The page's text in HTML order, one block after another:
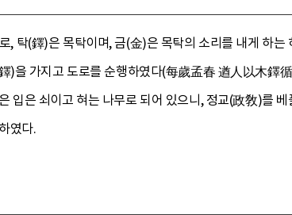
, 탁(鐸)은 목탁이며, 금(金)은 목탁의 소리를 내게 하
)을 가지고 도로를 순행하였다(每歲孟春 遒人以木鐸
입은 쇠이고 혀는 나무로 되어 있으니, 정교(政敎)를
였다.